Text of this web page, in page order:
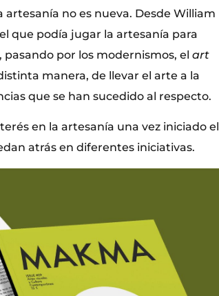
no es nueva. Desde William
que podía jugar la artesanía para
por los modernismos, el art
manera, de llevar el arte a la
que se han sucedido al respecto.
en la artesanía una vez iniciado el
atrás en diferentes iniciativas.